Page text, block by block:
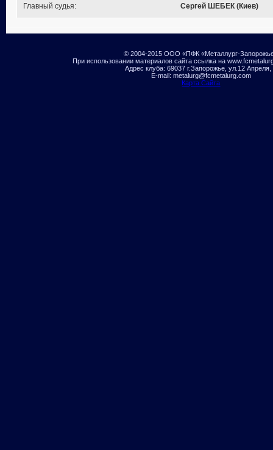
Главный судья:
Сергей ШЕБЕК (Киев)
© 2004-2015 ООО «ПФК «Металлург-
При использовании материалов сайта ссылка на
Адрес клуба: 69037 г.Запорожье, ул.12 Апреля,
E-mail: metalurg@fcmetalurg.com
Карта Сайта